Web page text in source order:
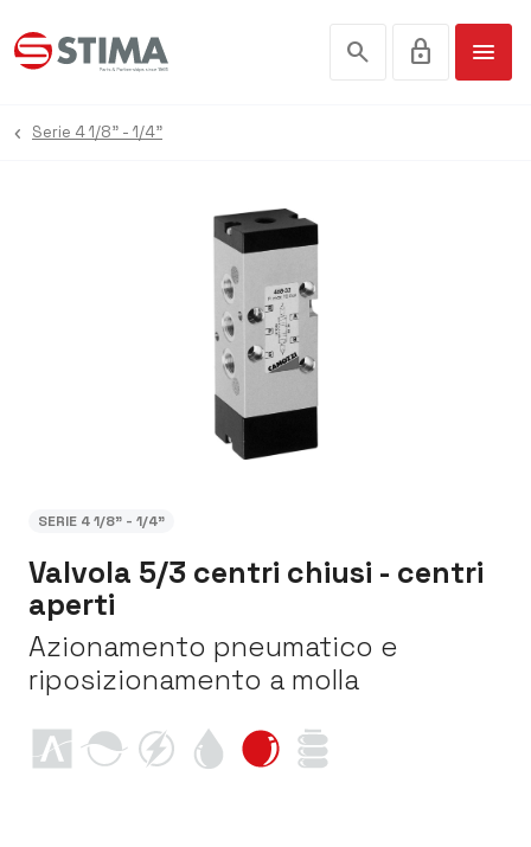
search lock menu
Serie 4 1/8" - 1/4"
SERIE 4 1/8" - 1/4"
Valvola 5/3 centri chiusi - centri
aperti
Azionamento pneumatico e
riposizionamento a molla